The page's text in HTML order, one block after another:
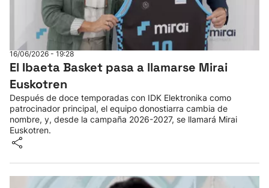
16/06/2026 - 19:28
El Ibaeta Basket pasa a llamarse Mirai
Euskotren
Después de doce temporadas con IDK Elektronika como
patrocinador principal, el equipo donostiarra cambia de
nombre, y, desde la campaña 2026-2027, se llamará Mirai
Euskotren.